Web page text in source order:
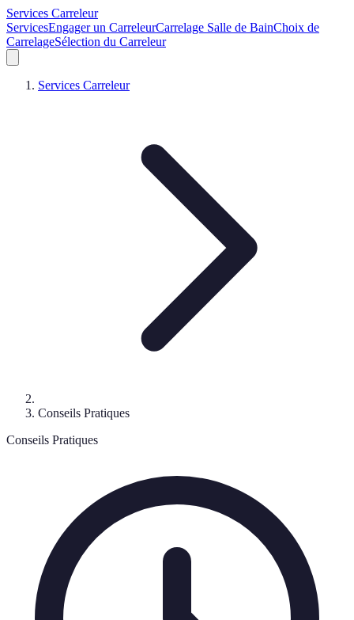
Services Carreleur
ServicesEngager un CarreleurCarrelage Salle de BainChoix de
CarrelageSélection du Carreleur
Services Carreleur
Conseils Pratiques
Conseils Pratiques